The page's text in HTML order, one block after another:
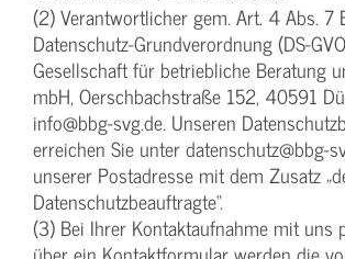
(2) Verantwortlicher gem. Art. 4 Abs. 7
Datenschutz-Grundverordnung (DS-
Gesellschaft für betriebliche Beratung
mbH, Oerschbachstraße 152, 40591
info@bbg-svg.de. Unseren
erreichen Sie unter datenschutz@bbg-
unserer Postadresse mit dem Zusatz
Datenschutzbeauftragte“.
(3) Bei Ihrer Kontaktaufnahme mit uns